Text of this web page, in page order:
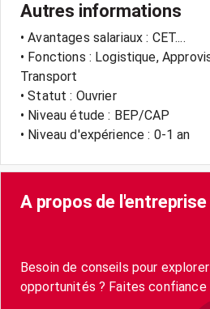
Autres informations
• Avantages salariaux : CET....
• Fonctions : Logistique,
Transport
• Statut : Ouvrier
• Niveau étude : BEP/CAP
• Niveau d'expérience : 0-1 an
A propos de l'entreprise
Besoin de conseils pour
opportunités ? Faites confiance